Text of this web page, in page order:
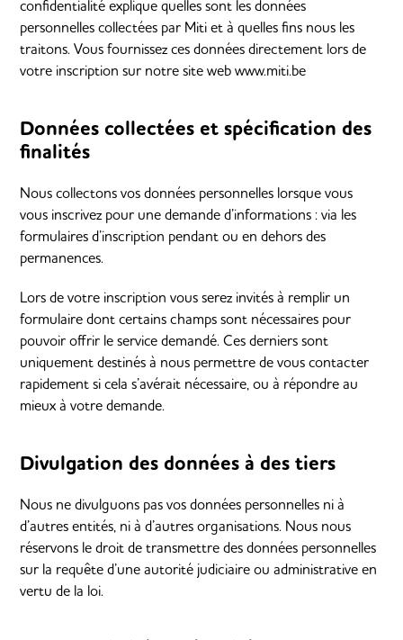
confidentialité explique quelles sont les données
personnelles collectées par Miti et à quelles fins nous les
traitons. Vous fournissez ces données directement lors de
votre inscription sur notre site web www.miti.be
Données collectées et spécification des
finalités
Nous collectons vos données personnelles lorsque vous
vous inscrivez pour une demande d’informations : via les
formulaires d’inscription pendant ou en dehors des
permanences.
Lors de votre inscription vous serez invités à remplir un
formulaire dont certains champs sont nécessaires pour
pouvoir offrir le service demandé. Ces derniers sont
uniquement destinés à nous permettre de vous contacter
rapidement si cela s’avérait nécessaire, ou à répondre au
mieux à votre demande.
Divulgation des données à des tiers
Nous ne divulguons pas vos données personnelles ni à
d’autres entités, ni à d’autres organisations. Nous nous
réservons le droit de transmettre des données personnelles
sur la requête d’une autorité judiciaire ou administrative en
vertu de la loi.